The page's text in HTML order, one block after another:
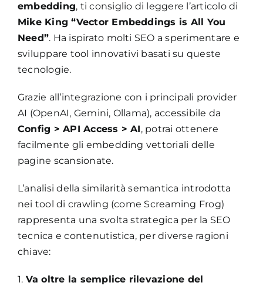
embedding, ti consiglio di leggere l’articolo di
Mike King “Vector Embeddings is All You
Need”. Ha ispirato molti SEO a sperimentare e
sviluppare tool innovativi basati su queste
tecnologie.
Grazie all’integrazione con i principali provider
AI (OpenAI, Gemini, Ollama), accessibile da
Config > API Access > AI, potrai ottenere
facilmente gli embedding vettoriali delle
pagine scansionate.
L’analisi della similarità semantica introdotta
nei tool di crawling (come Screaming Frog)
rappresenta una svolta strategica per la SEO
tecnica e contenutistica, per diverse ragioni
chiave:
1. Va oltre la semplice rilevazione del